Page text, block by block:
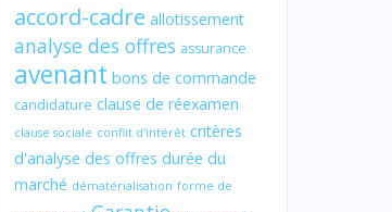
accord-cadre allotissement
analyse des offres assurance
avenant bons de commande
candidature clause de réexamen
clause sociale conflit d'intérêt critères
d'analyse des offres durée du
marché dématérialisation forme de